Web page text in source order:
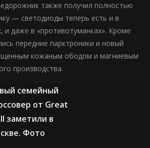
также получил полностью
— светодиоды теперь есть и в
и даже в «противотуманках». Кроме
передние парктроники и новый
кожаным ободом и магниевым
производства.
семейный
от Great
заметили в
Фото